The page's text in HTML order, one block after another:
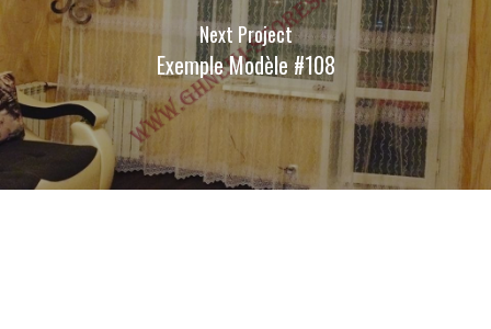
Next Project
Exemple Modèle #108